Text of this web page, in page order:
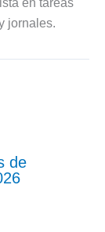
en tareas
jornales.
de